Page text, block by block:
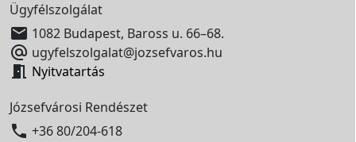
Ügyfélszolgálat
 1082 Budapest, Baross u. 66–68.
 ugyfelszolgalat@jozsefvaros.hu
 Nyitvatartás
Józsefvárosi Rendészet
 +36 80/204-618